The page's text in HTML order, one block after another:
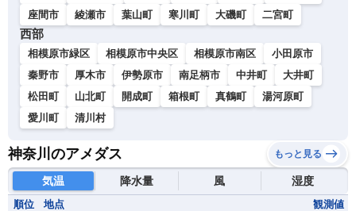
座間市
綾瀬市 葉山町 寒川町 大磯町 二宮町
西部
相模原市緑区 相模原市中央区 相模原市南区
小田原市
秦野市
厚木市 伊勢原市 南足柄市 中井町
大井町
松田町
山北町 開成町 箱根町 真鶴町
湯河原町
愛川町
清川村
神奈川のアメダス もっと見る
気温 降水量 風 湿度
順位 地点 観測値